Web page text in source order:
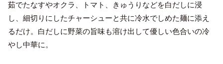
サイトポリシー
サイトマップ
茹でたなすやオクラ、トマト、きゅうりなどを白だしに浸
し、細切りにしたチャーシューと共に冷水でしめた麺に添え
るだけ。白だしに野菜の旨味も溶け出して優しい色合いの冷
やし中華に。